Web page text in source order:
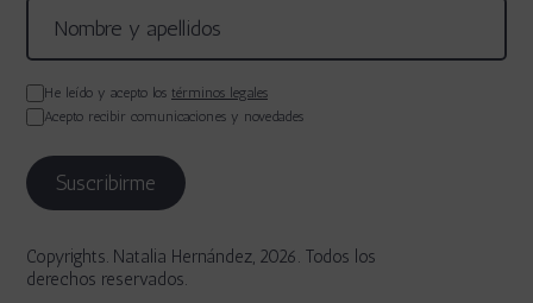
He leído y acepto los términos legales
Acepto recibir comunicaciones y novedades
Copyrights. Natalia Hernández, 2026. Todos los
derechos reservados.